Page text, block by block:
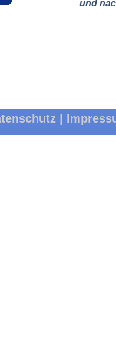
und
|